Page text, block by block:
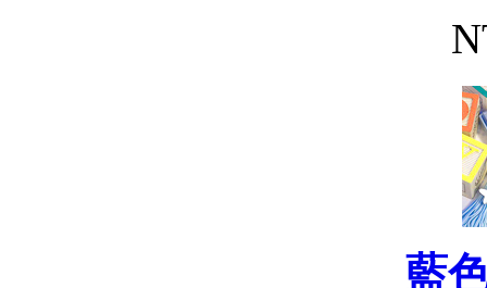
藍